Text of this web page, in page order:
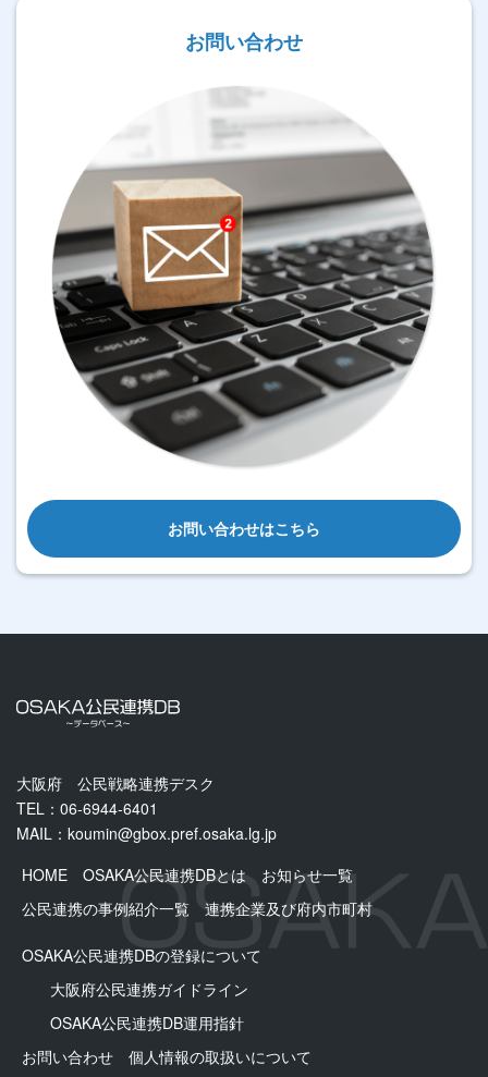
お問い合わせ
お問い合わせはこちら
大阪府 公民戦略連携デスク
TEL：06-6944-6401
MAIL： koumin@gbox.pref.osaka.lg.jp
HOME
OSAKA公民連携DBとは
お知らせ一覧
公民連携の事例紹介一覧
連携企業及び府内市町村
OSAKA公民連携DBの登録について
大阪府公民連携ガイドライン
OSAKA公⺠連携DB運用指針
お問い合わせ
個人情報の取扱いについて